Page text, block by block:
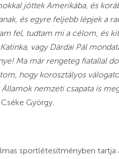
jöttek Amerikába, és
és egyre feljebb lépjek a
fel, tudtam mi a célom, és
vagy Dárdai Pál
Ma már rengeteg fiatallal
hogy korosztályos
Államok nemzeti csapata is
György.
sportlétesítményben